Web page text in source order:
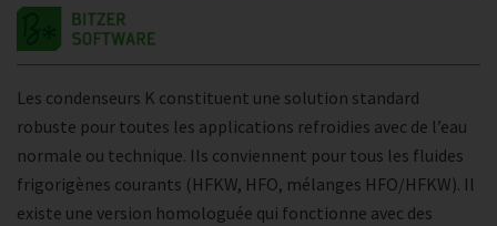
Les condenseurs K constituent une solution standard
robuste pour toutes les applications refroidies avec de l’eau
normale ou technique. Ils conviennent pour tous les fluides
frigorigènes courants (HFKW, HFO, mélanges HFO/HFKW). Il
existe une version homologuée qui fonctionne avec des